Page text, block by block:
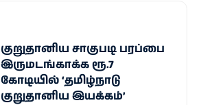
குறுதானிய சாகுபடி பரப்பை
இருமடங்காக்க ரூ.7
கோடியில் ‘தமிழ்நாடு
குறுதானிய இயக்கம்’